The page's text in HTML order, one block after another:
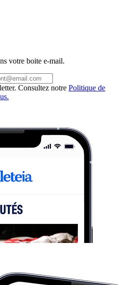
votre boite e-mail.
Consultez notre Politique de